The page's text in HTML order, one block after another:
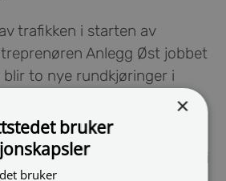
trafikken i starten av
Anlegg Øst jobbet
to nye rundkjøringer i
ønsker å være
vise hensyn til trafikantene i
×
bruker
bruker